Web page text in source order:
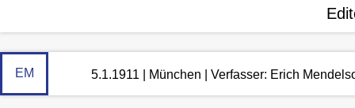
EM 5.1.1911 | München | Verfasser: Erich